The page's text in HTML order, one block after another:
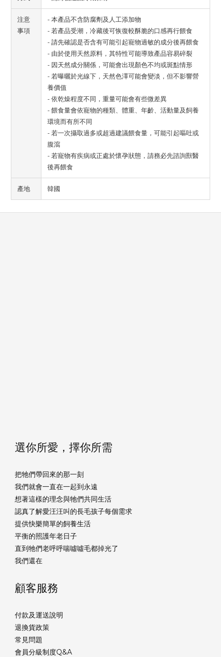
注意
事項
- 本產品不含防腐劑及人工添加物
- 若產品受潮，冷藏後可恢復較酥脆的口感再行餵食
- 請先確認是否含有可能引起寵物過敏的成分後再餵食
- 由於使用天然原料，其特性可能導致產品容易碎裂
- 因天然成分關係，可能會出現顏色不均或斑點情形
- 若曝曬於光線下，天然色澤可能會變淡，但不影響營
養價值
- 依乾燥程度不同，重量可能會有些微差異
- 餵食量會依寵物的種類、體重、年齡、活動量及飼養
環境而有所不同
- 若一次攝取過多或超過建議餵食量，可能引起嘔吐或
腹瀉
- 若寵物有疾病或正處於懷孕狀態，請務必先諮詢獸醫
後再餵食
產地 韓國
選你所愛，擇你所需
把牠們帶回來的那一刻
我們就會一直在一起到永遠
想著這樣的理念與牠們共同生活
認真了解愛汪汪叫的長毛孩子每個需求
提供快樂簡單的飼養生活
平衡的照護年老日子
直到牠們老呼呼喘噓噓毛都掉光了
我們還在
顧客服務
付款及運送說明
退換貨政策
常見問題
會員分級制度Q&A